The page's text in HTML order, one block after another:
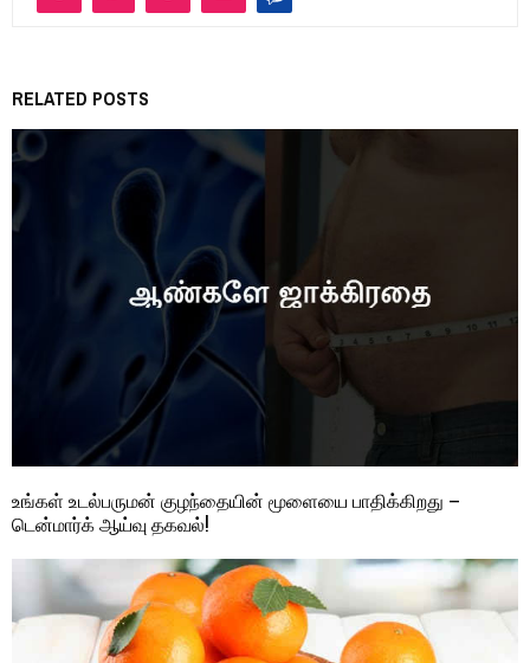
RELATED POSTS
உங்கள் உடல்பருமன் குழந்தையின் மூளையை பாதிக்கிறது –
டென்மார்க் ஆய்வு தகவல்!